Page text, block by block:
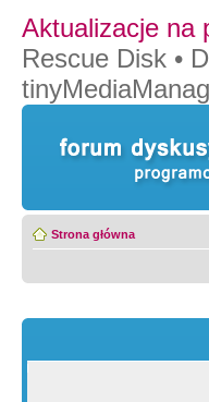
Aktualizacje na
Rescue Disk •
Strona główna